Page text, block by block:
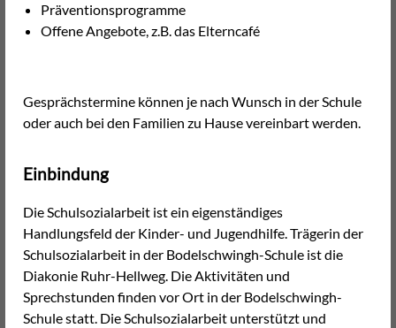
Präventionsprogramme
Offene Angebote, z.B. das Elterncafé
Gesprächstermine können je nach Wunsch in der Schule
oder auch bei den Familien zu Hause vereinbart werden.
Einbindung
Die Schulsozialarbeit ist ein eigenständiges
Handlungsfeld der Kinder- und Jugendhilfe. Trägerin der
Schulsozialarbeit in der Bodelschwingh-Schule ist die
Diakonie Ruhr-Hellweg. Die Aktivitäten und
Sprechstunden finden vor Ort in der Bodelschwingh-
Schule statt. Die Schulsozialarbeit unterstützt und